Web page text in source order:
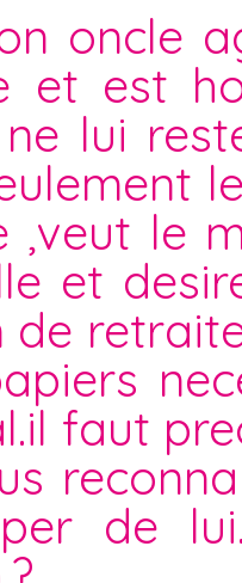
oncle
et est
lui
,veut le
et
de
faut
de